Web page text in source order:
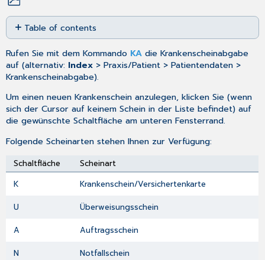
Save
as
PDF
Table of contents
der
KA-
Maske
Scheinuntergruppe
und
Abrechnungsgebiet
von
...
bis
Abrechnung
Nachzüglerschein
Rufen Sie mit dem Kommando KA die Krankenscheinabgabe
auf (alternativ: Index > Praxis/Patient > Patientendaten >
Krankenscheinabgabe).
Um einen neuen Krankenschein anzulegen, klicken Sie (wenn
sich der Cursor auf keinem Schein in der Liste befindet) auf
die gewünschte Schaltfläche am unteren Fensterrand.
Folgende Scheinarten stehen Ihnen zur Verfügung:
Schaltfläche
Scheinart
K
Krankenschein/Versichertenkarte
U Überweisungsschein
A Auftragsschein
N Notfallschein